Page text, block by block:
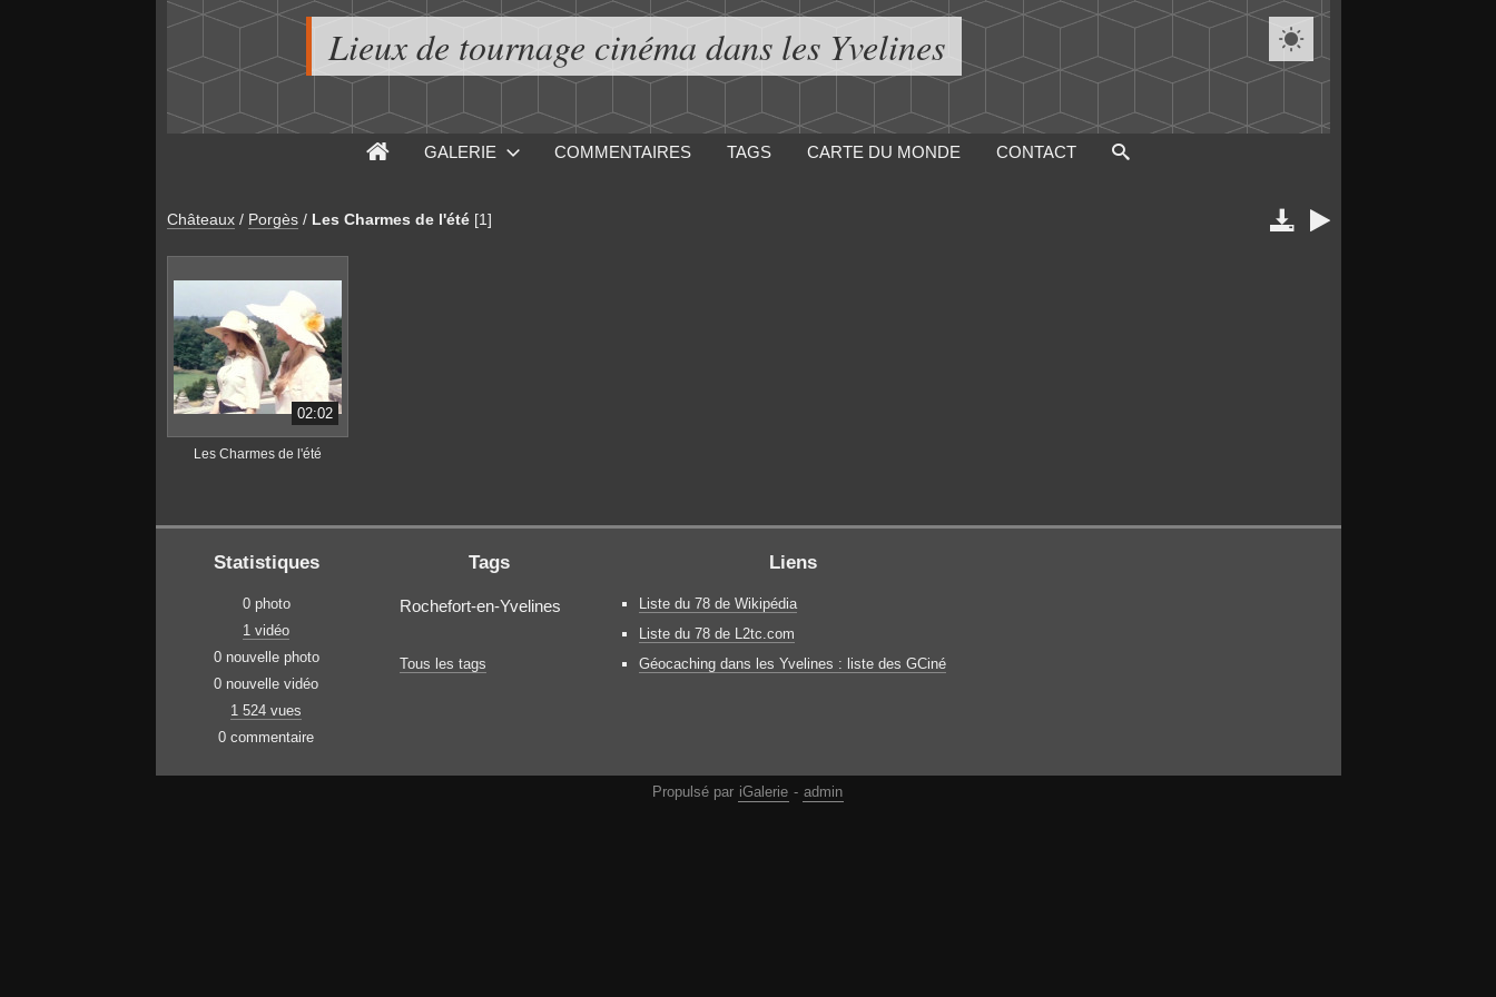
Lieux de tournage cinéma dans les Yvelines 
GALERIE COMMENTAIRES TAGS CARTE DU MONDE CONTACT
Châteaux / Porgès / Les Charmes de l'été [1]  
02:02
Les Charmes de l'été
Statistiques
0 photo
1 vidéo
0 nouvelle photo
0 nouvelle vidéo
1 524 vues
0 commentaire
Tags
Rochefort-en-Yvelines
Tous les tags
Liens
Liste du 78 de Wikipédia
Liste du 78 de L2tc.com
Géocaching dans les Yvelines : liste des GCiné
Propulsé par iGalerie - admin